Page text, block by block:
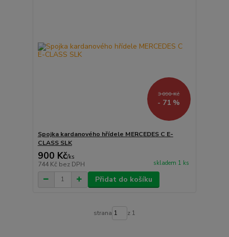
3 090 Kč
- 71 %
Spojka kardanového hřídele MERCEDES C E-
CLASS SLK
900 Kč/ks
744 Kč bez DPH skladem 1 ks
Přidat do košíku
strana z 1